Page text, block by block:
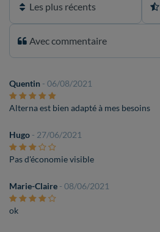
Quentin - 06/08/2021
Alterna est bien adapté à mes besoins
Hugo - 27/06/2021
Pas d'économie visible
Marie-Claire - 08/06/2021
ok